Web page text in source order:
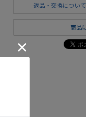
返品・交換について
商品